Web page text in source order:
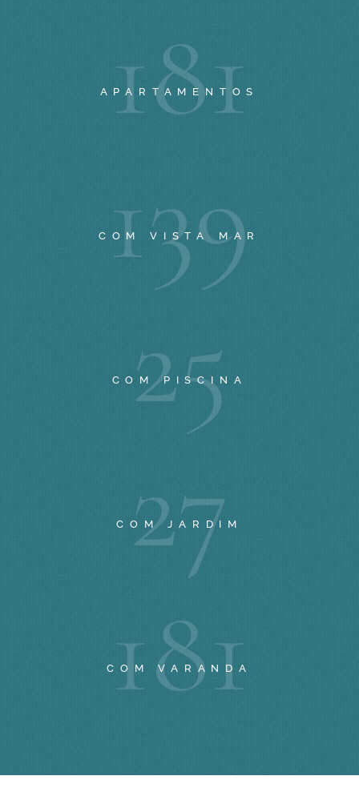
181
APARTAMENTOS
139
COM VISTA MAR
25
COM PISCINA
27
COM JARDIM
181
COM VARANDA